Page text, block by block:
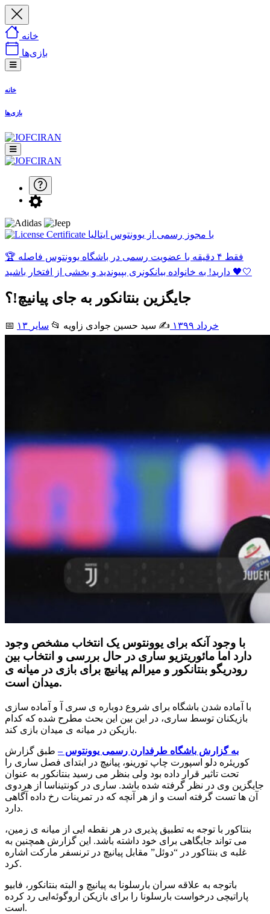
خانه
بازی‌ها
خانه
بازی‌ها
با مجوز رسمی از یوونتوس ایتالیا
🏆 فقط ۴ دقیقه با عضویت رسمی در باشگاه یوونتوس فاصله
دارید! به خانواده بیانکونری بپیوندید و بخشی از افتخار باشید 🖤🤍
جایگزین بنتانکور به جای پیانیچ!؟
📅 ۱۳ خرداد ۱۳۹۹ ✍️ سید حسین جوادی زاويه 📂 سایر
با وجود آنکه برای یوونتوس یک انتخاب مشخص وجود
دارد اما مائوریتزیو ساری در حال بررسی و انتخاب بین
رودریگو بنتانکور و میرالم پیانیچ برای بازی در میانه ی
میدان است.
با آماده شدن باشگاه برای شروع دوباره ی سری آ و آماده سازی
بازیکنان توسط ساری، در این بین این بحث مطرح شده که کدام
بازیکن در میانه ی میدان بازی کند.
به گزارش باشگاه طرفدارن رسمی یوونتوس –طبق گزارش
کوریئره دلو اسپورت چاپ تورینو، پیانیچ در ابتدای فصل ساری را
تحت تاثیر قرار داده بود ولی بنظر می رسید بنتانکور به عنوان
جایگزین وی در نظر گرفته شده باشد. ساری در کونتیناسا از هردوی
آن ها تست گرفته است و از هر آنچه که در تمرینات رخ داده آگاهی
دارد.
بنتاکور با توجه به تطبیق پذیری در هر نقطه ایی از میانه ی زمین،
می تواند جایگاهی برای خود داشته باشد. این گزارش همچنین به
غلبه ی بنتاکور در “دوئل” مقابل پیانیچ در ترنسفر مارکت اشاره
کرد.
باتوجه به علاقه سران بارسلونا به پیانیچ و البته بنتانکور، فابیو
پاراتیچی درخواست بارسلونا را برای بازیکن اروگوئه‌ایی رد کرده
است.